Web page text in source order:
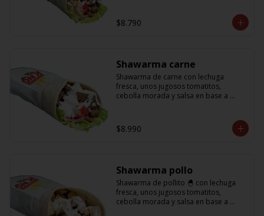
$8.790
Shawarma carne
Shawarma de carne con lechuga
fresca, unos jugosos tomatitos,
cebolla morada y salsa en base a
$8.990
Shawarma pollo
Shawarma de pollito 🐣 con lechuga
fresca, unos jugosos tomatitos,
cebolla morada y salsa en base a